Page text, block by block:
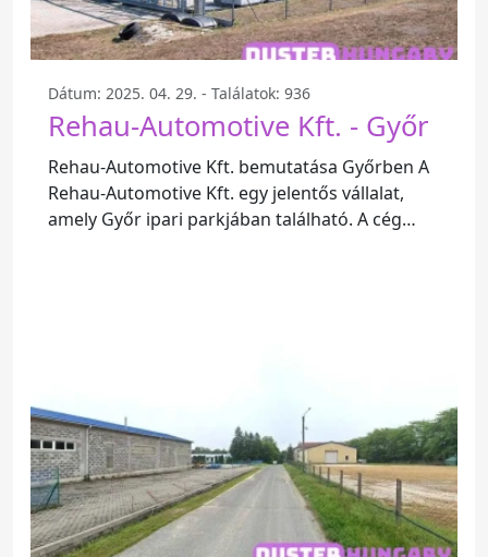
Dátum: 2025. 04. 29. - Találatok: 936
Rehau-Automotive Kft. - Győr
Rehau-Automotive Kft. bemutatása Győrben A
Rehau-Automotive Kft. egy jelentős vállalat,
amely Győr ipari parkjában található. A cég